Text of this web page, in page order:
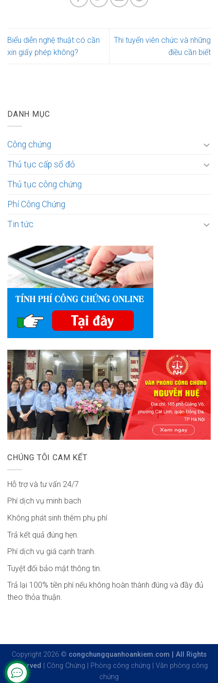
Biểu diễn nghệ thuật có cần
xin giấy phép không?
Thi tuyển viên chức và những
điều cần biết
DANH MỤC
Công chứng
Thủ tục cấp sổ đỏ
Thủ tục công chứng
Phí Công Chứng
Tin tức
CHÚNG TÔI CAM KẾT
Hỗ trợ và tư vấn 24/7
Phí dịch vụ minh bach
Không phát sinh thêm phụ phí
Trả kết quả đúng hẹn.
Phí dịch vụ giá cạnh tranh.
Tuyệt đối bảo mật thông tin.
Trả lại 100% tiền phí nếu không hoàn thành đúng và đầy đủ
theo thỏa thuận.
Copyright 2026 © congchungquanhoankiem.com | All Rights
Reserved
Công Chứng Phòng công chứng
Văn phòng công
chứng